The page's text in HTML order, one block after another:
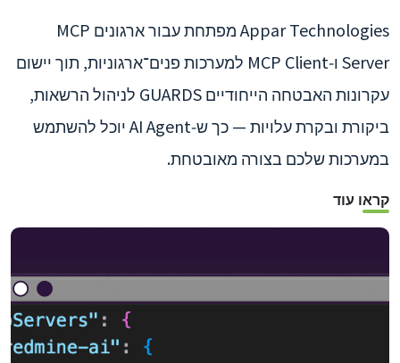
Appar Technologies מפתחת עבור ארגונים MCP
Server ו‑MCP Client למערכות פנים־ארגוניות, תוך יישום
עקרונות האבטחה הייחודיים GUARDS לניהול הרשאות,
ביקורת ובקרת עלויות — כך ש‑AI Agent יוכל להשתמש
במערכות שלכם בצורה מאובטחת.
קראו עוד